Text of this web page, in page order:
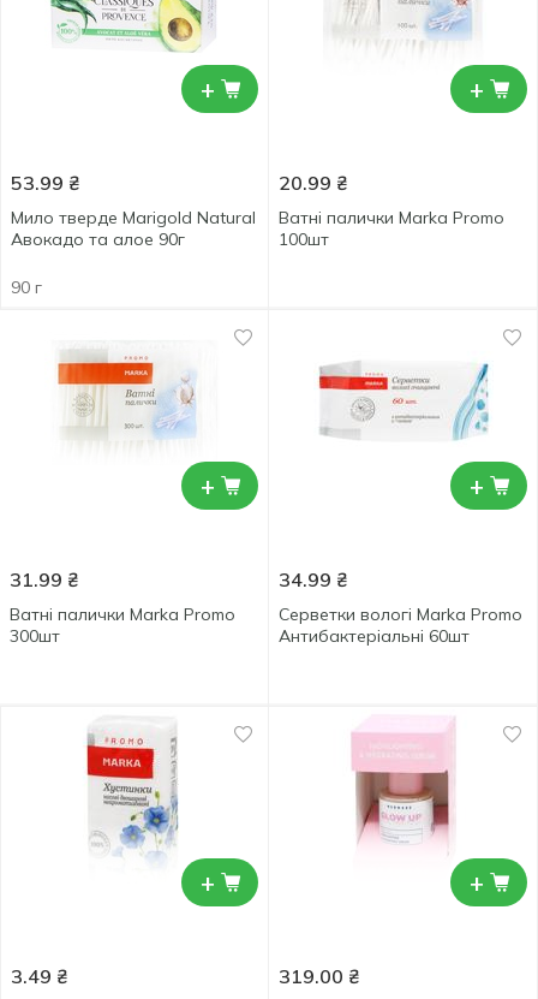
+
53.99 ₴
Мило тверде Marigold Natural
Авокадо та алое 90г
90 г
+
20.99 ₴
Ватні палички Marka Promo
100шт
+
31.99 ₴
Ватні палички Marka Promo
300шт
+
34.99 ₴
Серветки вологі Marka Promo
Антибактеріальні 60шт
+
3.49 ₴
+
319.00 ₴